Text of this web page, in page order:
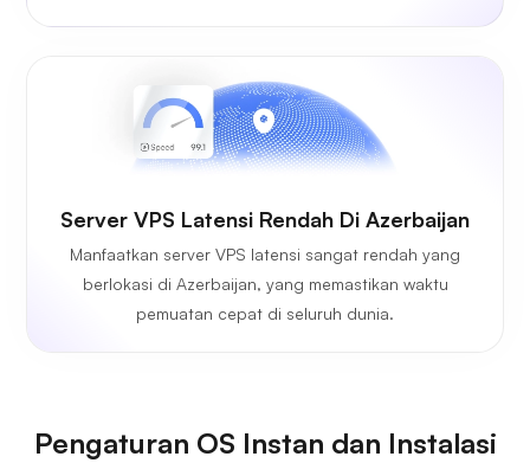
Server VPS Latensi Rendah Di Azerbaijan
Manfaatkan server VPS latensi sangat rendah yang
berlokasi di Azerbaijan, yang memastikan waktu
pemuatan cepat di seluruh dunia.
Pengaturan OS Instan dan Instalasi